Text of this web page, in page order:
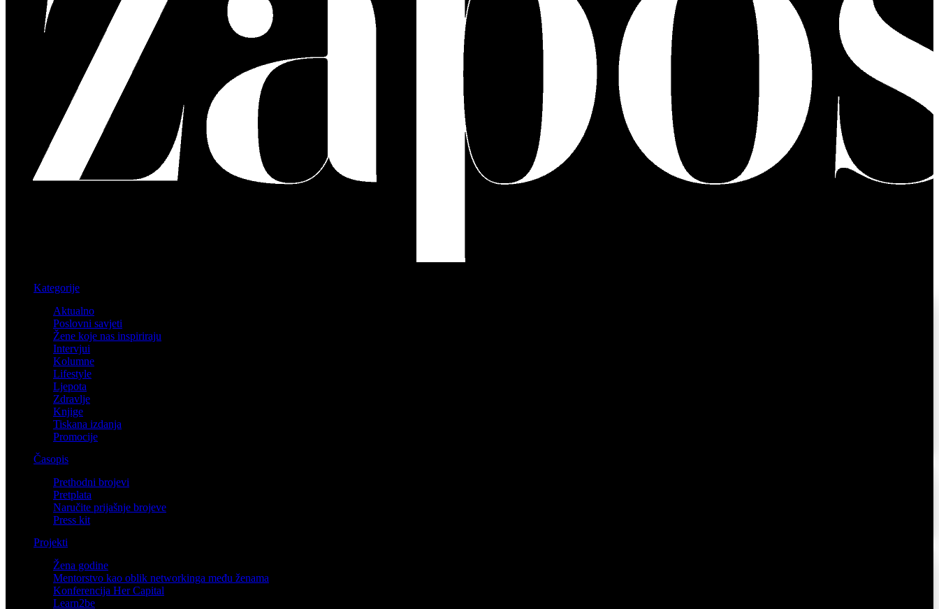
Kategorije
Aktualno
Poslovni savjeti
Žene koje nas inspiriraju
Intervjui
Kolumne
Lifestyle
Ljepota
Zdravlje
Knjige
Tiskana izdanja
Promocije
Časopis
Prethodni brojevi
Pretplata
Naručite prijašnje brojeve
Press kit
Projekti
Žena godine
Mentorstvo kao oblik networkinga među ženama
Konferencija Her Capital
Learn2be